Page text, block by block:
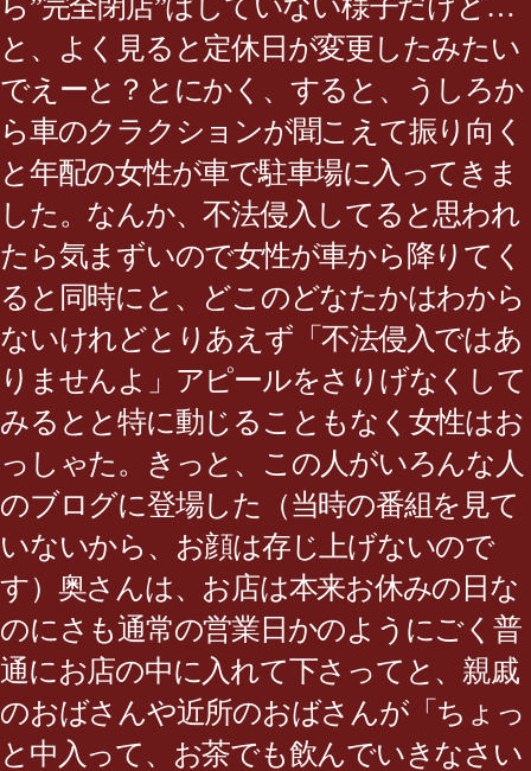
ら”完全閉店”はしていない様子だけど…
と、よく見ると定休日が変更したみたい
でえーと？とにかく、すると、うしろか
ら車のクラクションが聞こえて振り向く
と年配の女性が車で駐車場に入ってきま
した。なんか、不法侵入してると思われ
たら気まずいので女性が車から降りてく
ると同時にと、どこのどなたかはわから
ないけれどとりあえず「不法侵入ではあ
りませんよ」アピールをさりげなくして
みるとと特に動じることもなく女性はお
っしゃた。きっと、この人がいろんな人
のブログに登場した（当時の番組を見て
いないから、お顔は存じ上げないので
す）奥さんは、お店は本来お休みの日な
のにさも通常の営業日かのようにごく普
通にお店の中に入れて下さってと、親戚
のおばさんや近所のおばさんが「ちょっ
と中入って、お茶でも飲んでいきなさい